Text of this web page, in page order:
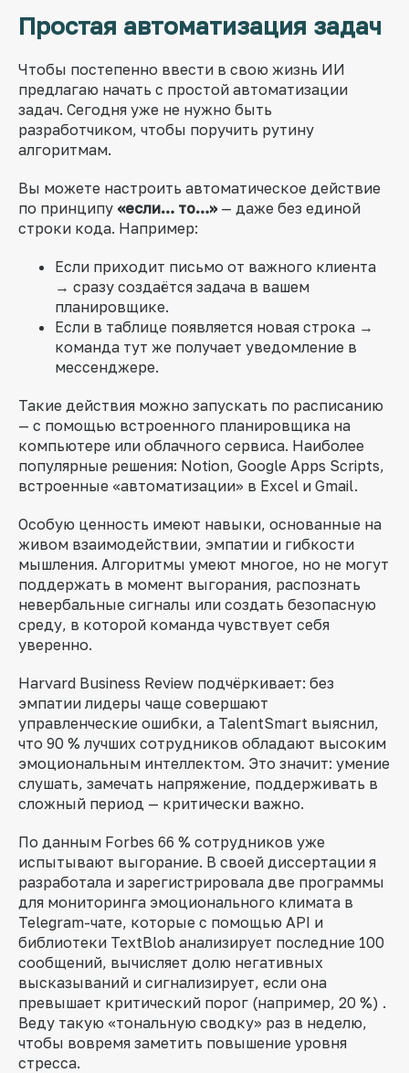
Простая автоматизация задач
Чтобы постепенно ввести в свою жизнь ИИ
предлагаю начать с простой автоматизации
задач. Сегодня уже не нужно быть
разработчиком, чтобы поручить рутину
алгоритмам.
Вы можете настроить автоматическое действие
по принципу «если… то…» — даже без единой
строки кода. Например:
Если приходит письмо от важного клиента
→ сразу создаётся задача в вашем
планировщике.
Если в таблице появляется новая строка →
команда тут же получает уведомление в
мессенджере.
Такие действия можно запускать по расписанию
— с помощью встроенного планировщика на
компьютере или облачного сервиса. Наиболее
популярные решения: Notion, Google Apps Scripts,
встроенные «автоматизации» в Excel и Gmail.
Особую ценность имеют навыки, основанные на
живом взаимодействии, эмпатии и гибкости
мышления. Алгоритмы умеют многое, но не могут
поддержать в момент выгорания, распознать
невербальные сигналы или создать безопасную
среду, в которой команда чувствует себя
уверенно.
Harvard Business Review подчёркивает: без
эмпатии лидеры чаще совершают
управленческие ошибки, а TalentSmart выяснил,
что 90 % лучших сотрудников обладают высоким
эмоциональным интеллектом. Это значит: умение
слушать, замечать напряжение, поддерживать в
сложный период — критически важно.
По данным Forbes 66 % сотрудников уже
испытывают выгорание. В своей диссертации я
разработала и зарегистрировала две программы
для мониторинга эмоционального климата в
Telegram-чате, которые с помощью API и
библиотеки TextBlob анализирует последние 100
сообщений, вычисляет долю негативных
высказываний и сигнализирует, если она
превышает критический порог (например, 20 %) .
Веду такую «тональную сводку» раз в неделю,
чтобы вовремя заметить повышение уровня
стресса.